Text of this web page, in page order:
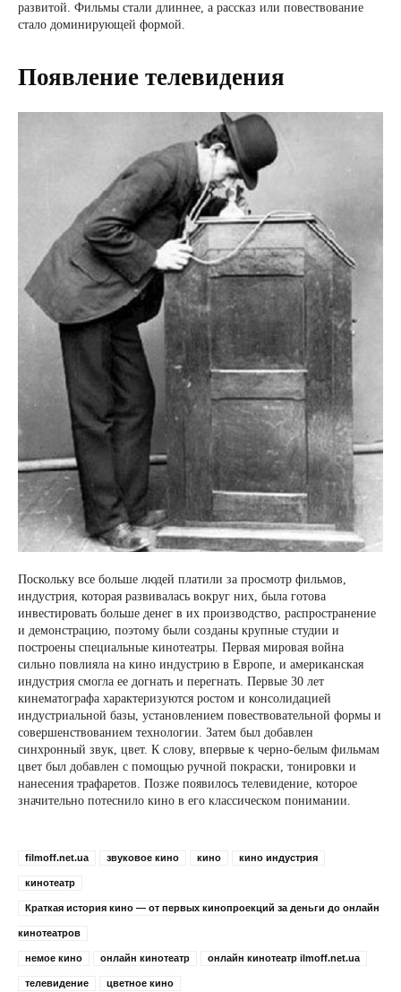
развитой. Фильмы стали длиннее, а рассказ или повествование
стало доминирующей формой.
Появление телевидения
Поскольку все больше людей платили за просмотр фильмов,
индустрия, которая развивалась вокруг них, была готова
инвестировать больше денег в их производство, распространение
и демонстрацию, поэтому были созданы крупные студии и
построены специальные кинотеатры. Первая мировая война
сильно повлияла на кино индустрию в Европе, и американская
индустрия смогла ее догнать и перегнать. Первые 30 лет
кинематографа характеризуются ростом и консолидацией
индустриальной базы, установлением повествовательной формы и
совершенствованием технологии. Затем был добавлен
синхронный звук, цвет. К слову, впервые к черно-белым фильмам
цвет был добавлен с помощью ручной покраски, тонировки и
нанесения трафаретов. Позже появилось телевидение, которое
значительно потеснило кино в его классическом понимании.
filmoff.net.ua звуковое кино кино кино индустрия
кинотеатр
Краткая история кино — от первых кинопроекций за деньги до онлайн
кинотеатров
немое кино онлайн кинотеатр онлайн кинотеатр ilmoff.net.ua
телевидение цветное кино